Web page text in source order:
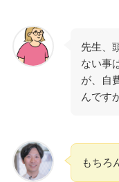
先生、
ない事
が、自
んです
もちろ